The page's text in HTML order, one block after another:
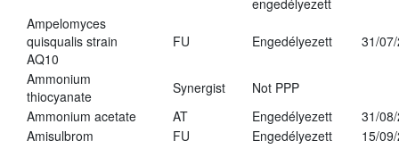
engedélyezett
Ampelomyces
quisqualis strain
AQ10
FU Engedélyezett 31/
Ammonium
thiocyanate
Synergist
Not PPP
Ammonium acetate
AT Engedélyezett
31/
Amisulbrom
FU Engedélyezett
15/